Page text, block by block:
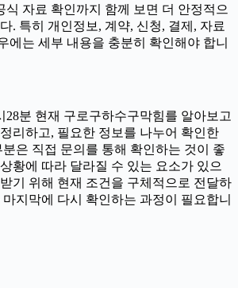
식 자료 확인까지 함께 보면 더 안정적으
. 특히 개인정보, 계약, 신청, 결제, 자료
에는 세부 내용을 충분히 확인해야 합니
28분 현재 구로구하수구막힘를 알아보고
리하고, 필요한 정보를 나누어 확인한
은 직접 문의를 통해 확인하는 것이 좋
황에 따라 달라질 수 있는 요소가 있으
기 위해 현재 조건을 구체적으로 전달하
지막에 다시 확인하는 과정이 필요합니